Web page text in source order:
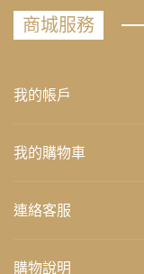
商城服務
我的帳戶
我的購物車
連絡客服
購物說明